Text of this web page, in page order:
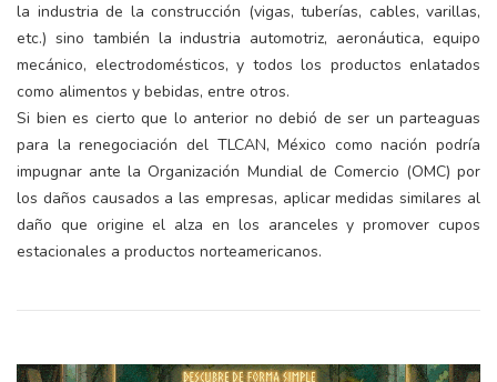
la industria de la construcción (vigas, tuberías, cables, varillas,
etc.) sino también la industria automotriz, aeronáutica, equipo
mecánico, electrodomésticos, y todos los productos enlatados
como alimentos y bebidas, entre otros.
Si bien es cierto que lo anterior no debió de ser un parteaguas
para la renegociación del TLCAN, México como nación podría
impugnar ante la Organización Mundial de Comercio (OMC) por
los daños causados a las empresas, aplicar medidas similares al
daño que origine el alza en los aranceles y promover cupos
estacionales a productos norteamericanos.